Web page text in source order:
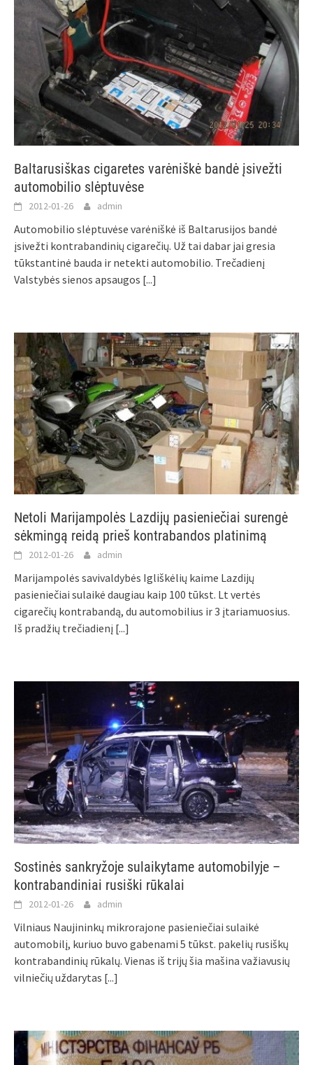
Baltarusiškas cigaretes varėniškė bandė įsivežti
automobilio slėptuvėse
2012-01-26 admin
Automobilio slėptuvėse varėniškė iš Baltarusijos bandė
įsivežti kontrabandinių cigarečių. Už tai dabar jai gresia
tūkstantinė bauda ir netekti automobilio. Trečadienį
Valstybės sienos apsaugos [...]
Netoli Marijampolės Lazdijų pasieniečiai surengė
sėkmingą reidą prieš kontrabandos platinimą
2012-01-26 admin
Marijampolės savivaldybės Igliškėlių kaime Lazdijų
pasieniečiai sulaikė daugiau kaip 100 tūkst. Lt vertės
cigarečių kontrabandą, du automobilius ir 3 įtariamuosius.
Iš pradžių trečiadienį [...]
Sostinės sankryžoje sulaikytame automobilyje –
kontrabandiniai rusiški rūkalai
2012-01-26 admin
Vilniaus Naujininkų mikrorajone pasieniečiai sulaikė
automobilį, kuriuo buvo gabenami 5 tūkst. pakelių rusiškų
kontrabandinių rūkalų. Vienas iš trijų šia mašina važiavusių
vilniečių uždarytas [...]